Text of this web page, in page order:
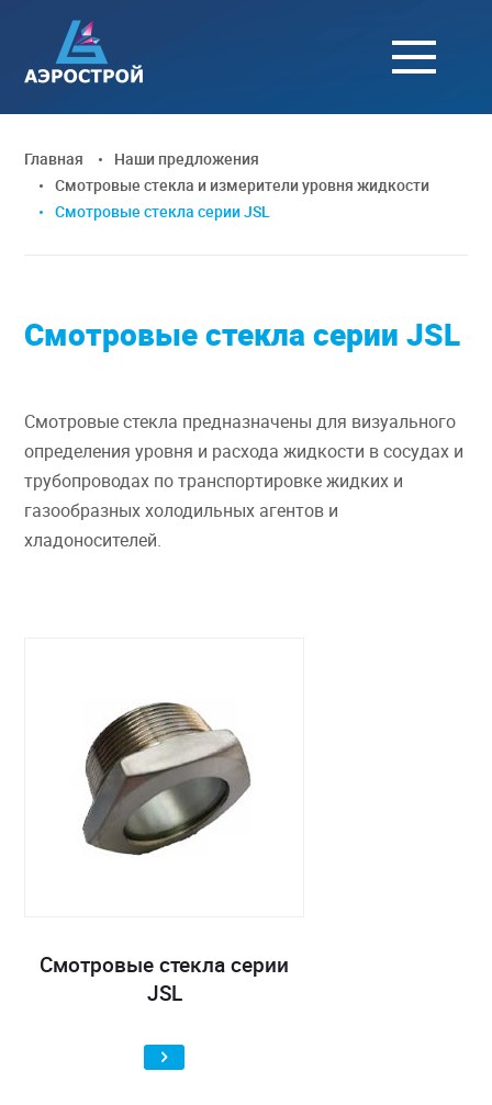
Главная
Наши предложения
Смотровые стекла и измерители уровня жидкости
Смотровые стекла серии JSL
Смотровые стекла серии JSL
Смотровые стекла предназначены для визуального
определения уровня и расхода жидкости в сосудах и
трубопроводах по транспортировке жидких и
газообразных холодильных агентов и
хладоносителей.
Смотровые стекла серии
JSL